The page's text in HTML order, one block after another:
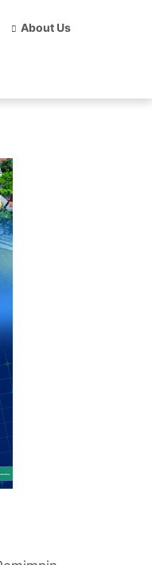
About Us